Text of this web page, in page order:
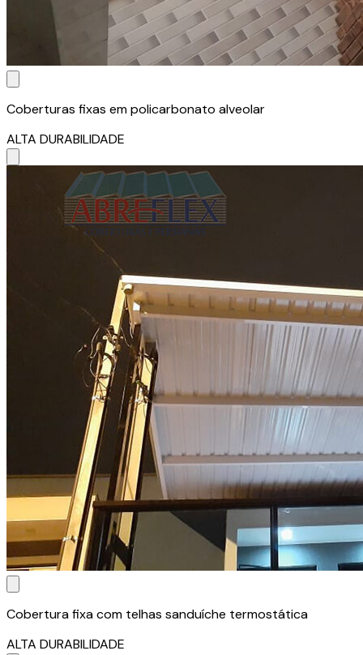
Coberturas fixas em policarbonato alveolar
ALTA DURABILIDADE
Cobertura fixa com telhas sanduíche termostática
ALTA DURABILIDADE